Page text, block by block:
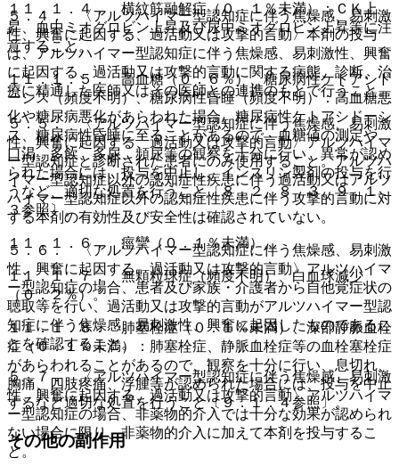
１１．１．４． 横紋筋融解症（０．１％未満）：ＣＫ上
昇、血中ミオグロビン上昇及び尿中ミオグロビン上昇等に注
意すること。
１１．１．５． 高血糖（０．６％）、糖尿病性ケトアシド
ーシス（頻度不明）、糖尿病性昏睡（頻度不明）：高血糖悪
化や糖尿病悪化があらわれた場合、糖尿病性ケトアシドーシ
ス、糖尿病性昏睡に至ることがあるので、血糖値の測定や、
口渇、多飲、多尿、頻尿等の観察を十分に行い、異常が認め
られた場合には、投与を中止し、インスリン製剤の投与を行
うなど、適切な処置を行うこと〔８．２、８．３、９．１．
３参照〕。
１１．１．６． 痙攣（０．１％未満）。
１１．１．７． 無顆粒球症（頻度不明）、白血球減少
（０．２％）。
１１．１．８． 肺塞栓症（０．１％未満）、深部静脈血栓
症（０．１％未満）：肺塞栓症、静脈血栓症等の血栓塞栓症
があらわれることがあるので、観察を十分に行い、息切れ、
胸痛、四肢疼痛、浮腫等が認められた場合には、投与を中止
するなど適切な処置を行うこと〔９．１．４参照〕。
その他の副作用
５．４． 〈アルツハイマー型認知症に伴う焦燥感、易刺激
性、興奮に起因する、過活動又は攻撃的言動〉本剤の投与
は、アルツハイマー型認知症に伴う焦燥感、易刺激性、興奮
に起因する、過活動又は攻撃的言動に関する病態、診断、治
療に精通した医師又はその医師との連携のもとで行うこと。
５．５． 〈アルツハイマー型認知症に伴う焦燥感、易刺激
性、興奮に起因する、過活動又は攻撃的言動〉アルツハイマ
ー型認知症と診断された患者にのみ使用すること。アルツハ
イマー型認知症以外の認知症性疾患に伴う過活動又はアルツ
ハイマー型認知症以外の認知症性疾患に伴う攻撃的言動に対
する本剤の有効性及び安全性は確認されていない。
５．６． 〈アルツハイマー型認知症に伴う焦燥感、易刺激
性、興奮に起因する、過活動又は攻撃的言動〉アルツハイマ
ー型認知症の場合、患者及び家族・介護者から自他覚症状の
聴取等を行い、過活動又は攻撃的言動がアルツハイマー型認
知症に伴う焦燥感、易刺激性、興奮に起因したものであるこ
とを確認すること。
５．７． 〈アルツハイマー型認知症に伴う焦燥感、易刺激
性、興奮に起因する、過活動又は攻撃的言動〉アルツハイマ
ー型認知症の場合、非薬物的介入では十分な効果が認められ
ない場合に限り、非薬物的介入に加えて本剤を投与するこ
と。